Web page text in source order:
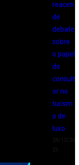
reacen
de
debate
sobre
o papel
do
consult
or no
turism
o de
luxo
28/12/20